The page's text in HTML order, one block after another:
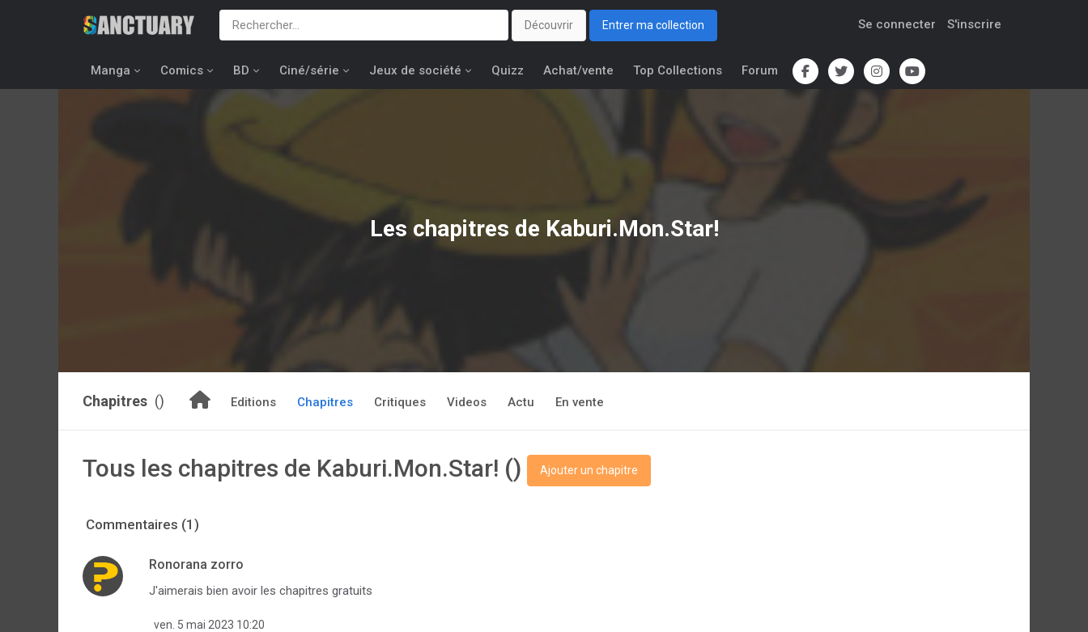
Découvrir Entrer ma collection Se connecter S'inscrire
Manga Comics BD Ciné/série Jeux de société Quizz Achat/vente Top Collections Forum
Les chapitres de Kaburi.Mon.Star!
Chapitres () Editions Chapitres Critiques Videos Actu En vente
Tous les chapitres de Kaburi.Mon.Star! () Ajouter un chapitre
Commentaires (1)
Ronorana zorro
J'aimerais bien avoir les chapitres gratuits
ven. 5 mai 2023 10:20